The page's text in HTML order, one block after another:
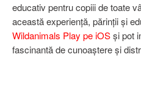
educativ pentru copiii de toate
această experiență, părinții și
Wildanimals Play pe iOSși pot
fascinantă de cunoaștere și